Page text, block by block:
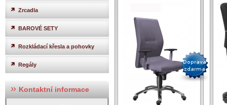
Zrcadla
BAROVÉ SETY
Rozkládací křesla a pohovky
Regály
Kontaktní informace